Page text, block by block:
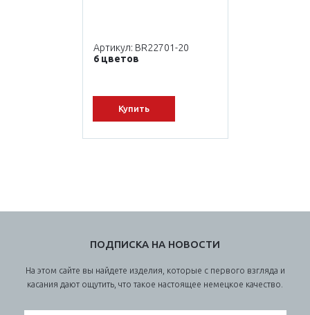
Артикул: BR22701-20
6 цветов
Купить
ПОДПИСКА НА НОВОСТИ
На этом сайте вы найдете изделия, которые с первого взгляда и
касания дают ощутить, что такое настоящее немецкое качество.